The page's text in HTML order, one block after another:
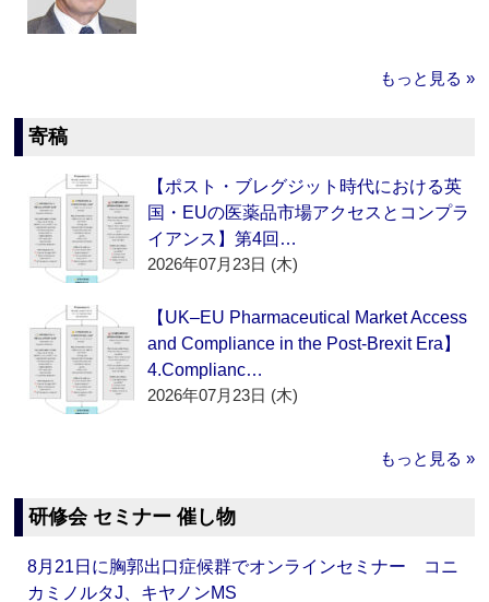
もっと見る »
寄稿
【ポスト・ブレグジット時代における英
国・EUの医薬品市場アクセスとコンプラ
イアンス】第4回…
2026年07月23日 (木)
【UK–EU Pharmaceutical Market Access
and Compliance in the Post-Brexit Era】
4.Complianc…
2026年07月23日 (木)
もっと見る »
研修会 セミナー 催し物
8月21日に胸郭出口症候群でオンラインセミナー コニ
カミノルタJ、キヤノンMS